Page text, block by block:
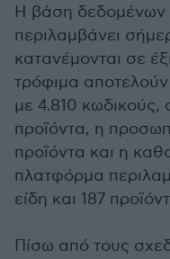
Η βάση δεδομένων
περιλαμβάνει
κατανέμονται σε
τρόφιμα
με 4.810 κωδικούς,
προϊόντα, η
προϊόντα και η
πλατφόρμα
είδη και 187
Πίσω από τους